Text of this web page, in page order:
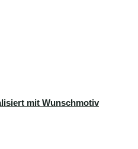
mit Wunschmotiv